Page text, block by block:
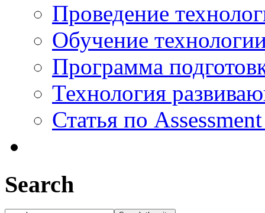
Проведение
Обучение
Программа
Технология
Статья по
Search